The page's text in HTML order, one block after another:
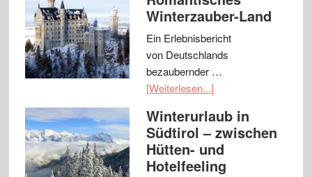
Winterzauber-Land
Ein Erlebnisbericht
von Deutschlands
bezaubernder …
[Weiterlesen...]
Winterurlaub in
Südtirol – zwischen
Hütten- und
Hotelfeeling